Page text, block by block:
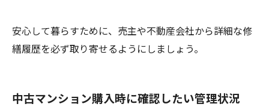
安心して暮らすために、売主や不動産会社から詳細な修
繕履歴を必ず取り寄せるようにしましょう。
中古マンション購入時に確認したい管理状況